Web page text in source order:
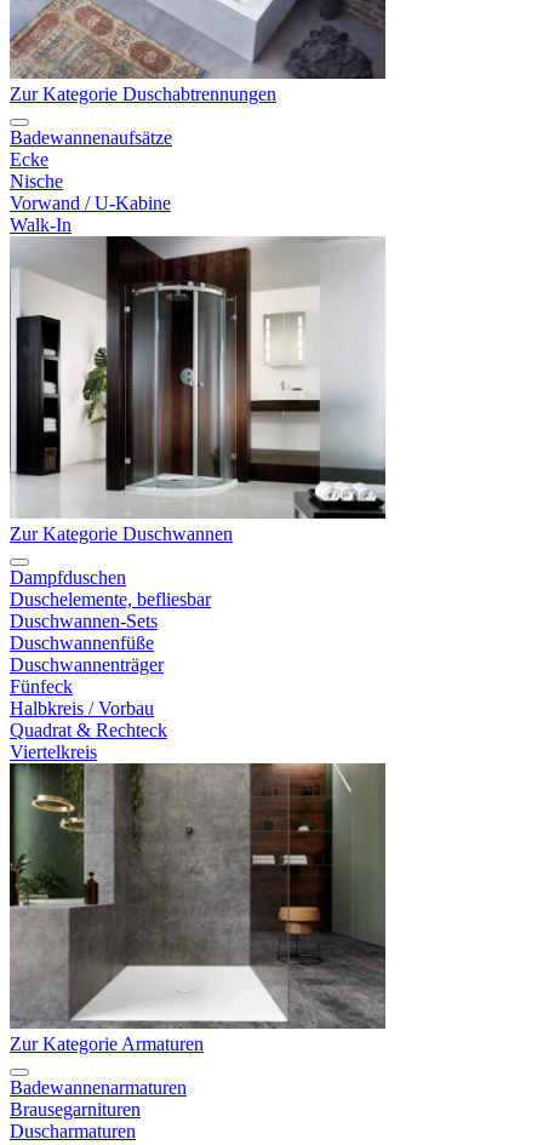
Zur Kategorie Duschabtrennungen
Badewannenaufsätze
Ecke
Nische
Vorwand / U-Kabine
Walk-In
Zur Kategorie Duschwannen
Dampfduschen
Duschelemente, befliesbar
Duschwannen-Sets
Duschwannenfüße
Duschwannenträger
Fünfeck
Halbkreis / Vorbau
Quadrat & Rechteck
Viertelkreis
Zur Kategorie Armaturen
Badewannenarmaturen
Brausegarnituren
Duscharmaturen